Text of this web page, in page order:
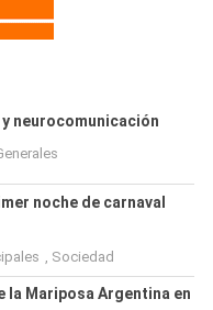
neurocomunicación
noche de carnaval
, Sociedad
la Mariposa Argentina en